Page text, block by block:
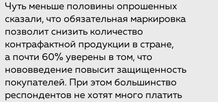
Чуть меньше половины опрошенных
сказали, что обязательная маркировка
позволит снизить количество
контрафактной продукции в стране,
а почти 60% уверены в том, что
нововведение повысит защищенность
покупателей. При этом большинство
респондентов не хотят много платить